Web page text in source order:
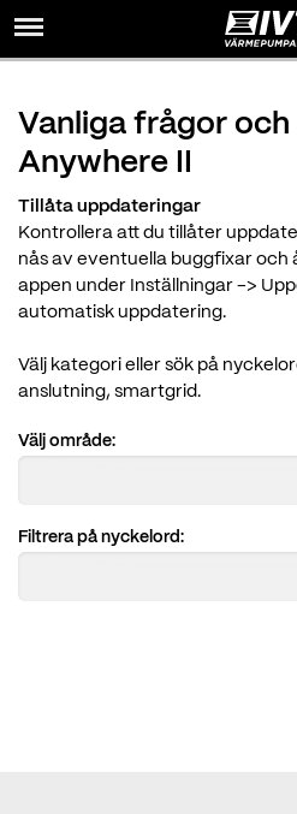
Vanliga frågor och
Anywhere II
Tillåta uppdateringar
Kontrollera att du tillåter
nås av eventuella buggfixar och
appen under Inställningar ->
automatisk uppdatering.
Välj kategori eller sök på
anslutning, smartgrid.
Välj område:
Filtrera på nyckelord: